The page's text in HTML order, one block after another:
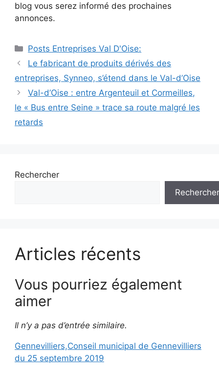
blog vous serez informé des prochaines
annonces.
Catégories
Posts Entreprises Val D'Oise:
Navigation
des
articles
Le fabricant de produits dérivés des
entreprises, Synneo, s’étend dans le Val-d’Oise
Val-d’Oise : entre Argenteuil et Cormeilles,
le « Bus entre Seine » trace sa route malgré les
retards
Rechercher
Rechercher
Articles récents
Vous pourriez également
aimer
Il n’y a pas d’entrée similaire.
Gennevilliers,Conseil municipal de Gennevilliers
du 25 septembre 2019